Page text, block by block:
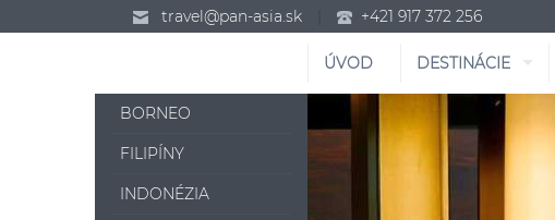
travel@pan-asia.sk +421 917 372 256
ÚVOD DESTINÁCIE
BORNEO
FILIPÍNY
INDONÉZIA